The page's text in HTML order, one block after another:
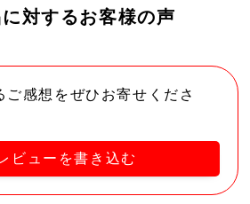
対するお客様の声
ご感想をぜひお寄せくださ
ビューを書き込む